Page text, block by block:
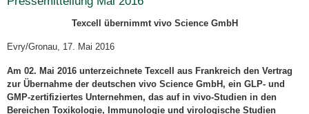
Texcell übernimmt vivo Science GmbH
Evry/Gronau, 17. Mai 2016
Am 02. Mai 2016 unterzeichnete Texcell aus Frankreich den Vertrag
zur Übernahme der deutschen vivo Science GmbH, ein GLP- und
GMP-zertifiziertes Unternehmen, das auf in vivo-Studien in den
Bereichen Toxikologie, Immunologie und virologische Studien